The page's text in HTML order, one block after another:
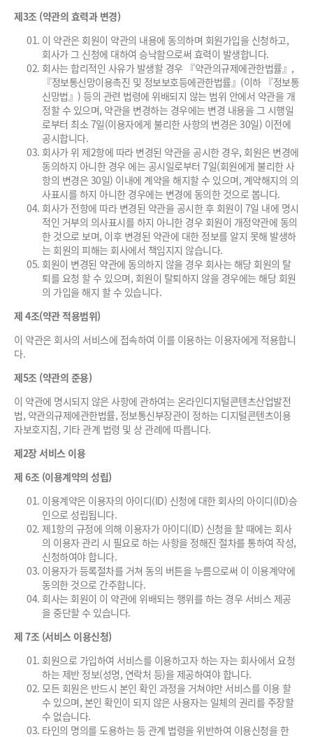
제3조 (약관의 효력과 변경)
이 약관은 회원이 약관의 내용에 동의하며 회원가입을 신청하고,
회사가 그 신청에 대하여 승낙함으로써 효력이 발생합니다.
회사는 합리적인 사유가 발생할 경우 『약관의규제에관한법률』,
『정보통신망이용촉진 및 정보보호등에관한법률』(이하 『정보통
신망법』) 등의 관련 법령에 위배되지 않는 범위 안에서 약관을 개
정할 수 있으며, 약관을 변경하는 경우에는 변경 내용을 그 시행일
로부터 최소 7일(이용자에게 불리한 사항의 변경은 30일) 이전에
공시합니다.
회사가 위 제2항에 따라 변경된 약관을 공시한 경우, 회원은 변경에
동의하지 아니한 경우 에는 공시일로부터 7일(회원에게 불리한 사
항의 변경은 30일) 이내에 계약을 해지할 수 있으며, 계약해지의 의
사표시를 하지 아니한 경우에는 변경에 동의한 것으로 봅니다.
회사가 전항에 따라 변경된 약관을 공시한 후 회원이 7일 내에 명시
적인 거부의 의사표시를 하지 아니한 경우 회원이 개정약관에 동의
한 것으로 보며, 이후 변경된 약관에 대한 정보를 알지 못해 발생하
는 회원의 피해는 회사에서 책임지지 않습니다.
회원이 변경된 약관에 동의하지 않을 경우 회사는 해당 회원의 탈
퇴를 요청 할 수 있으며, 회원이 탈퇴하지 않을 경우에는 해당 회원
의 가입을 해지 할 수 있습니다.
제 4조(약관 적용범위)
이 약관은 회사의 서비스에 접속하여 이를 이용하는 이용자에게 적용합니
다.
제5조 (약관의 준용)
이 약관에 명시되지 않은 사항에 관하여는 온라인디지털콘텐츠산업발전
법, 약관의규제에관한법률, 정보통신부장관이 정하는 디지털콘텐츠이용
자보호지침, 기타 관계 법령 및 상 관례에 따릅니다.
제2장 서비스 이용
제 6조 (이용계약의 성립)
이용계약은 이용자의 아이디(ID) 신청에 대한 회사의 아이디(ID)승
인으로 성립됩니다.
제1항의 규정에 의해 이용자가 아이디(ID) 신청을 할 때에는 회사
의 이용자 관리 시 필요로 하는 사항을 정해진 절차를 통하여 작성,
신청하여야 합니다.
이용자가 등록절차를 거쳐 동의 버튼을 누름으로써 이 이용계약에
동의한 것으로 간주합니다.
회사는 회원이 이 약관에 위배되는 행위를 하는 경우 서비스 제공
을 중단할 수 있습니다.
제 7조 (서비스 이용신청)
회원으로 가입하여 서비스를 이용하고자 하는 자는 회사에서 요청
하는 제반 정보(성명, 연락처 등)을 제공하여야 합니다.
모든 회원은 반드시 본인 확인 과정을 거쳐야만 서비스를 이용 할
수 있으며, 본인 확인이 되지 않은 사용자는 일체의 권리를 주장할
수 없습니다.
타인의 명의를 도용하는 등 관계 법령을 위반하여 이용신청을 한